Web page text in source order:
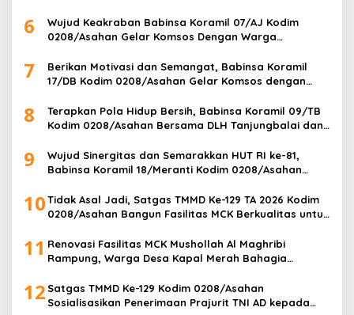
6
Wujud Keakraban Babinsa Koramil 07/AJ Kodim
0208/Asahan Gelar Komsos Dengan Warga
7
Berikan Motivasi dan Semangat, Babinsa Koramil
17/DB Kodim 0208/Asahan Gelar Komsos dengan
8
Terapkan Pola Hidup Bersih, Babinsa Koramil 09/TB
Kodim 0208/Asahan Bersama DLH Tanjungbalai dan
9
Wujud Sinergitas dan Semarakkan HUT RI ke-81,
Babinsa Koramil 18/Meranti Kodim 0208/Asahan
10Tidak Asal Jadi, Satgas TMMD Ke-129 TA 2026 Kodim
0208/Asahan Bangun Fasilitas MCK Berkualitas untuk
11 Renovasi Fasilitas MCK Mushollah Al Maghribi
Rampung, Warga Desa Kapal Merah Bahagia
0208/Asahan
12 Satgas TMMD Ke-129 Kodim 0208/Asahan
Sosialisasikan Penerimaan Prajurit TNI AD kepada